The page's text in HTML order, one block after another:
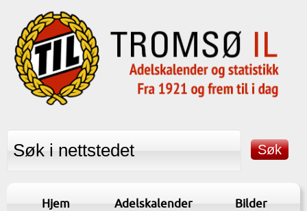
Hjem Adelskalender Bilder